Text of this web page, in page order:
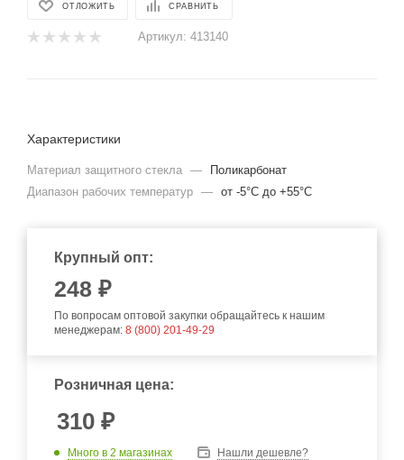
ОТЛОЖИТЬ СРАВНИТЬ
Артикул: 413140
Характеристики
Материал защитного стекла —
Поликарбонат
Диапазон рабочих температур — от -5°С до +55°С
Крупный опт:
248 ₽
По вопросам оптовой закупки обращайтесь к нашим
менеджерам: 8 (800) 201-49-29
Розничная цена:
310 ₽
Много в 2 магазинах Нашли дешевле?